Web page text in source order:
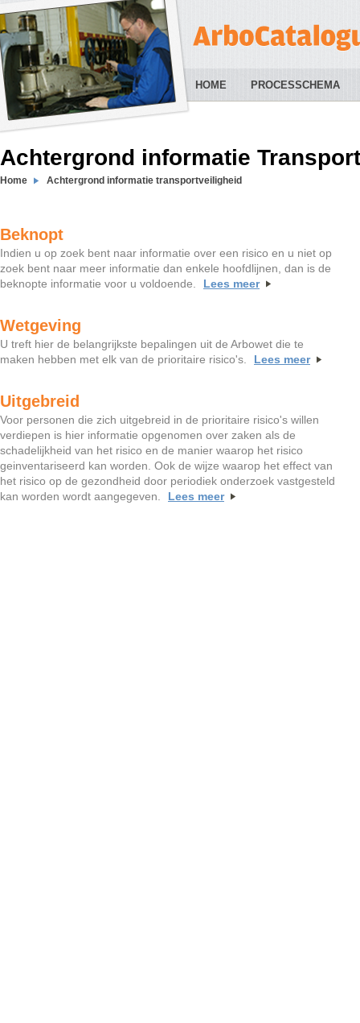
HOME PROCESSCHEMA
Achtergrond informatie
Home Achtergrond informatie transportveiligheid
Beknopt
Indien u op zoek bent naar informatie over een risico en u niet op
zoek bent naar meer informatie dan enkele hoofdlijnen, dan is de
beknopte informatie voor u voldoende.
Lees meer
Wetgeving
U treft hier de belangrijkste bepalingen uit de Arbowet die te
maken hebben met elk van de prioritaire risico's.
Lees meer
Uitgebreid
Voor personen die zich uitgebreid in de prioritaire risico's willen
verdiepen is hier informatie opgenomen over zaken als de
schadelijkheid van het risico en de manier waarop het risico
geinventariseerd kan worden. Ook de wijze waarop het effect van
het risico op de gezondheid door periodiek onderzoek vastgesteld
kan worden wordt aangegeven.
Lees meer